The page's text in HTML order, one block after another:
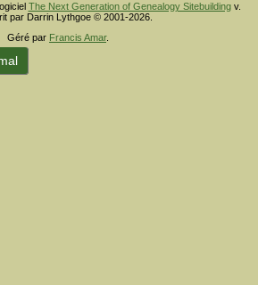
The Next Generation of Genealogy Sitebuildingv.
par Darrin Lythgoe © 2001-2026.
Géré par Francis Amar.